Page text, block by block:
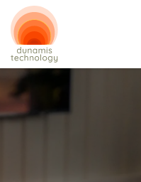
Skip to Content